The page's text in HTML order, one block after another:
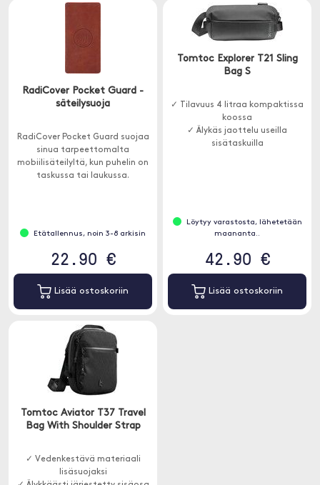
RadiCover Pocket Guard -
säteilysuoja
RadiCover Pocket Guard suojaa
sinua tarpeettomalta
mobiilisäteilyltä, kun puhelin on
taskussa tai laukussa.
Etätallennus, noin 3-8 arkisin
22.90 €
Lisää ostoskoriin
Tomtoc Explorer T21 Sling
Bag S
✓ Tilavuus 4 litraa kompaktissa
koossa
✓ Älykäs jaottelu useilla
sisätaskuilla
Löytyy varastosta, lähetetään
maananta..
42.90 €
Lisää ostoskoriin
Tomtoc Aviator T37 Travel
Bag With Shoulder Strap
✓ Vedenkestävä materiaali
lisäsuojaksi